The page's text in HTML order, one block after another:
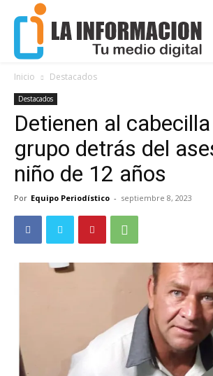
Inicio Destacados
Destacados
Detienen al
grupo detrás del
niño de 12 años
Por Equipo Periodístico - septiembre 8, 2023